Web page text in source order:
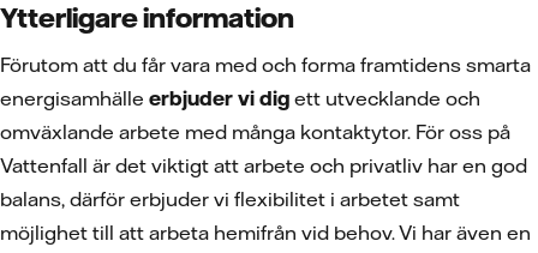
Ytterligare information
Förutom att du får vara med och forma framtidens smarta
energisamhälle erbjuder vi dig ett utvecklande och
omväxlande arbete med många kontaktytor. För oss på
Vattenfall är det viktigt att arbete och privatliv har en god
balans, därför erbjuder vi flexibilitet i arbetet samt
möjlighet till att arbeta hemifrån vid behov. Vi har även en